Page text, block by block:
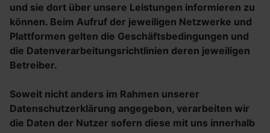
und sie dort über unsere Leistungen informieren zu
können. Beim Aufruf der jeweiligen Netzwerke und
Plattformen gelten die Geschäftsbedingungen und
die Datenverarbeitungsrichtlinien deren jeweiligen
Betreiber.
Soweit nicht anders im Rahmen unserer
Datenschutzerklärung angegeben, verarbeiten wir
die Daten der Nutzer sofern diese mit uns innerhalb